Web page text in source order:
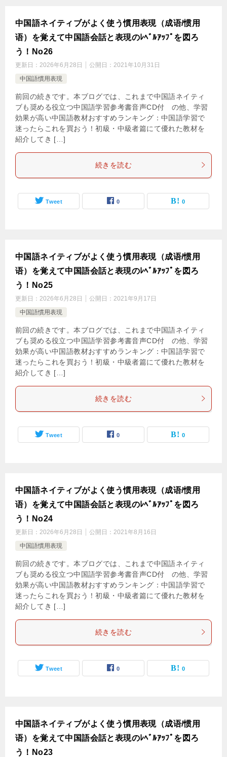
中国語ネイティブがよく使う慣用表現（成语/惯用
语）を覚えて中国語会話と表現のﾚﾍﾞﾙｱｯﾌﾟを図ろ
う！No26
更新日： 2026年6月28日 公開日： 2021年10月31日
中国語慣用表現
前回の続きです。本ブログでは、これまで中国語ネイティ
ブも奨める役立つ中国語学習参考書音声CD付 の他、学習
効果が高い中国語教材おすすめランキング：中国語学習で
迷ったらこれを買おう！初級・中級者篇にて優れた教材を
紹介してき […]
続きを読む
Tweet 0 0
中国語ネイティブがよく使う慣用表現（成语/惯用
语）を覚えて中国語会話と表現のﾚﾍﾞﾙｱｯﾌﾟを図ろ
う！No25
更新日： 2026年6月28日 公開日： 2021年9月17日
中国語慣用表現
前回の続きです。本ブログでは、これまで中国語ネイティ
ブも奨める役立つ中国語学習参考書音声CD付 の他、学習
効果が高い中国語教材おすすめランキング：中国語学習で
迷ったらこれを買おう！初級・中級者篇にて優れた教材を
紹介してき […]
続きを読む
Tweet 0 0
中国語ネイティブがよく使う慣用表現（成语/惯用
语）を覚えて中国語会話と表現のﾚﾍﾞﾙｱｯﾌﾟを図ろ
う！No24
更新日： 2026年6月28日 公開日： 2021年8月16日
中国語慣用表現
前回の続きです。本ブログでは、これまで中国語ネイティ
ブも奨める役立つ中国語学習参考書音声CD付 の他、学習
効果が高い中国語教材おすすめランキング：中国語学習で
迷ったらこれを買おう！初級・中級者篇にて優れた教材を
紹介してき […]
続きを読む
Tweet 0 0
中国語ネイティブがよく使う慣用表現（成语/惯用
语）を覚えて中国語会話と表現のﾚﾍﾞﾙｱｯﾌﾟを図ろ
う！No23